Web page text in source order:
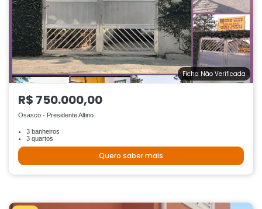
Ficha Não Verificada
R$ 750.000,00
Osasco - Presidente Altino
3 banheiros
3 quartos
Quero saber mais